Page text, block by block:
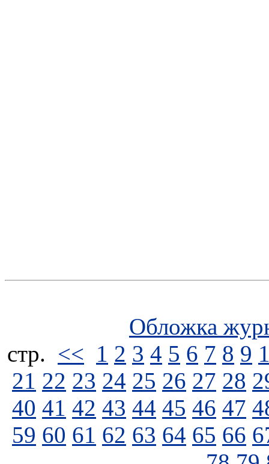
Обложка
стp. << 1 2 3 4 5 6 7 8 9
21 22 23 24 25 26 27 28
40 41 42 43 44 45 46 47
59 60 61 62 63 64 65 66